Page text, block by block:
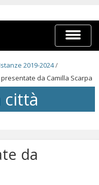
Espandi
barra
di
2019-2024/
da Camilla Scarpa
città
da